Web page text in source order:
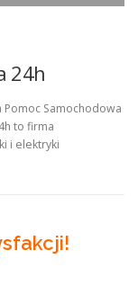
24h
Pomoc Samochodowa
to firma
i elektryki